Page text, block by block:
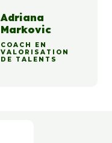
Adriana
Markovic
COACH EN
VALORISATION
DE TALENTS